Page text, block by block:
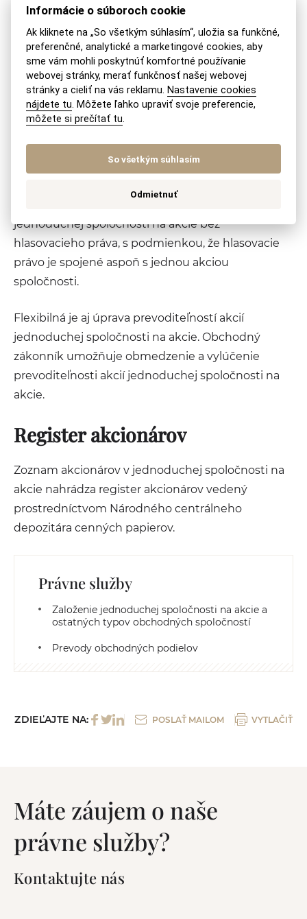
Dôležitým znakom jednoduchej spoločnosti na
akcie je aj jej flexibilita. Jednoduchá spoločnosť na
akcie môže napríklad emitovať akcie, s ktorými sú
spojené osobitné práva, ktorých rozsah nie je
striktne vymedzený zákonom. Môže ísť najmä o
rozdielny rozsah nároku na podiel zo zisku alebo na
likvidačnom zostatku, rozdielny rozsah počtu
hlasov akcionára, rozdielny rozsah práva na
poskytovanie informácií o spoločnosti a podobne.
jednoduchej spoločnosti na akcie bez
hlasovacieho práva, s podmienkou, že hlasovacie
právo je spojené aspoň s jednou akciou
spoločnosti.
Flexibilná je aj úprava prevoditeľností akcií
jednoduchej spoločnosti na akcie. Obchodný
zákonník umožňuje obmedzenie a vylúčenie
prevoditeľnosti akcií jednoduchej spoločnosti na
akcie.
Register akcionárov
Zoznam akcionárov v jednoduchej spoločnosti na
akcie nahrádza register akcionárov vedený
prostredníctvom Národného centrálneho
depozitára cenných papierov.
Právne služby
Založenie jednoduchej spoločnosti na akcie a
ostatných typov obchodných spoločností
Prevody obchodných podielov
ZDIEĽAJTE NA: POSLAŤ MAILOM VYTLAČIŤ
Máte záujem o naše
právne služby?
Kontaktujte nás
Informácie o súboroch cookie
Ak kliknete na „So všetkým súhlasím“, uložia sa funkčné,
preferenčné, analytické a marketingové cookies, aby
sme vám mohli poskytnúť komfortné používanie
webovej stránky, merať funkčnosť našej webovej
stránky a cieliť na vás reklamu. Nastavenie cookies
nájdete tu. Môžete ľahko upraviť svoje preferencie,
môžete si prečítať tu.
So všetkým súhlasím
Odmietnuť